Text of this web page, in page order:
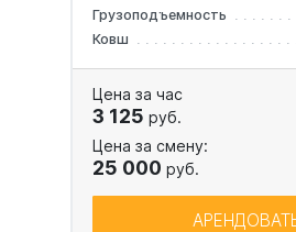
Грузоподъемность
Ковш
Цена за час
3 125 руб.
Цена за смену:
25 000 руб.